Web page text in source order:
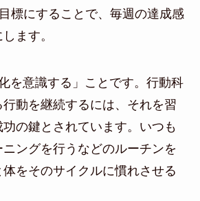
標にすることで、毎週の達成感
ます。
を意識する」ことです。行動科
動を継続するには、それを習
の鍵とされています。いつも
ングを行うなどのルーチンを
をそのサイクルに慣れさせる